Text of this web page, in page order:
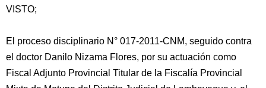
VISTO;
El proceso disciplinario N° 017-2011-CNM, seguido contra
el doctor Danilo Nizama Flores, por su actuación como
Fiscal Adjunto Provincial Titular de la Fiscalía Provincial